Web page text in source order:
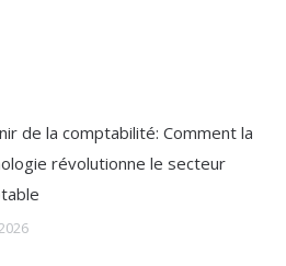
de la comptabilité: Comment la
révolutionne le secteur